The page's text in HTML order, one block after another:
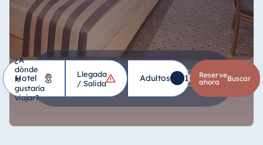
¿A
dónde
le
gustaría
viajar?
*
Hotel
Llegada
/ Salida
Adultos 1 Niños 0
Reserve
ahora
buscar